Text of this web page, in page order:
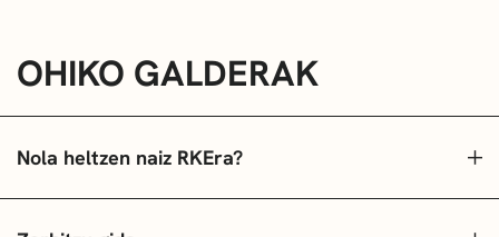
OHIKO GALDERAK
Nola heltzen naiz RKEra?